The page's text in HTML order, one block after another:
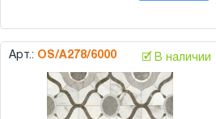
Арт.: OS/A278/6000 🗹 В наличии